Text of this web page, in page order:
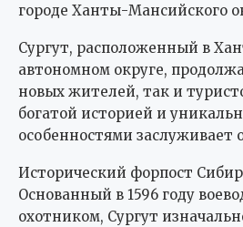
городе Ханты-Мансийского
Сургут, расположенный в
автономном округе,
новых жителей, так и
богатой историей и
особенностями заслуживает
Исторический форпост
Основанный в 1596 году
охотником, Сургут